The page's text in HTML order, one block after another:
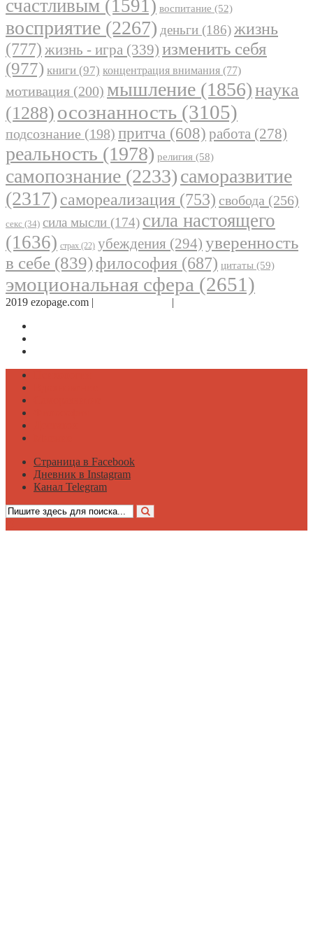
счастливым (1591) воспитание (52)
восприятие (2267) деньги (186)жизнь
(777) жизнь - игра (339) изменить себя
(977) книги (97) концентрация внимания (77)
мотивация (200) мышление (1856)наука
(1288) осознанность (3105)
подсознание (198) притча (608) работа (278)
реальность (1978) религия (58)
самопознание (2233)саморазвитие
(2317) самореализация (753) свобода (256)
секс (34) сила мысли (174) сила настоящего
(1636) страх (22) убеждения (294) уверенность
в себе (839) философия (687) цитаты (59)
эмоциональная сфера (2651)
2019 ezopage.com | |
Страница в Facebook
Дневник в Instagram
Канал Telegram